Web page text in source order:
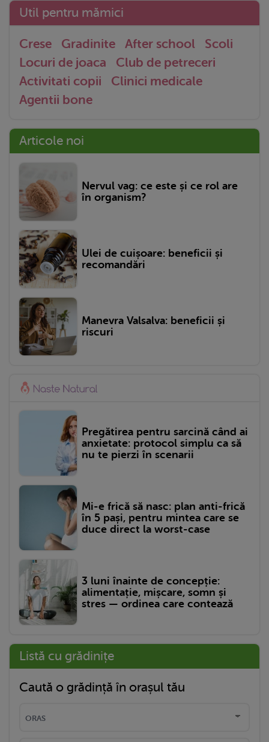
Util pentru mămici
Crese Gradinite After school
Scoli
Locuri de joaca
Club de petreceri
Activitati copii
Clinici medicale
Agentii bone
Articole noi
Nervul vag: ce este și ce rol are
în organism?
Ulei de cuișoare: beneficii și
recomandări
Manevra Valsalva: beneficii și
riscuri
Pregătirea pentru sarcină când ai
anxietate: protocol simplu ca să
nu te pierzi în scenarii
Mi-e frică să nasc: plan anti-frică
în 5 pași, pentru mintea care se
duce direct la worst-case
3 luni înainte de concepție:
alimentație, mișcare, somn și
stres — ordinea care contează
Listă cu grădinițe
Caută o grădință în orașul tău